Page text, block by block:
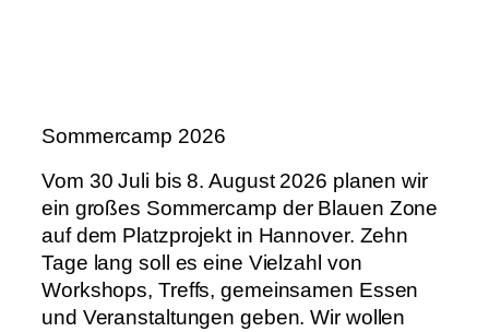
Sommercamp 2026
Vom 30 Juli bis 8. August 2026 planen wir
ein großes Sommercamp der Blauen Zone
auf dem Platzprojekt in Hannover. Zehn
Tage lang soll es eine Vielzahl von
Workshops, Treffs, gemeinsamen Essen
und Veranstaltungen geben. Wir wollen